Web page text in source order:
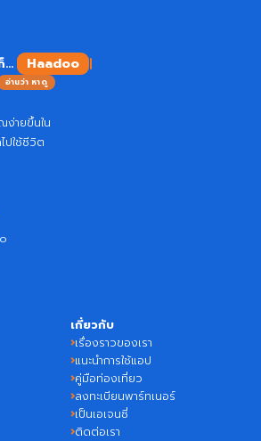
... Haadoo
อ่านว่า หาดู
ง่ายขึ้นใน
ปใช้ชีวิต
เกี่ยวกับ
เรื่องราวของเรา
แนะนำการใช้แอป
คู่มือท่องเที่ยว
ลงทะเบียนพาร์ทเนอร์
เป็นเอเจนซี่
ติดต่อเรา